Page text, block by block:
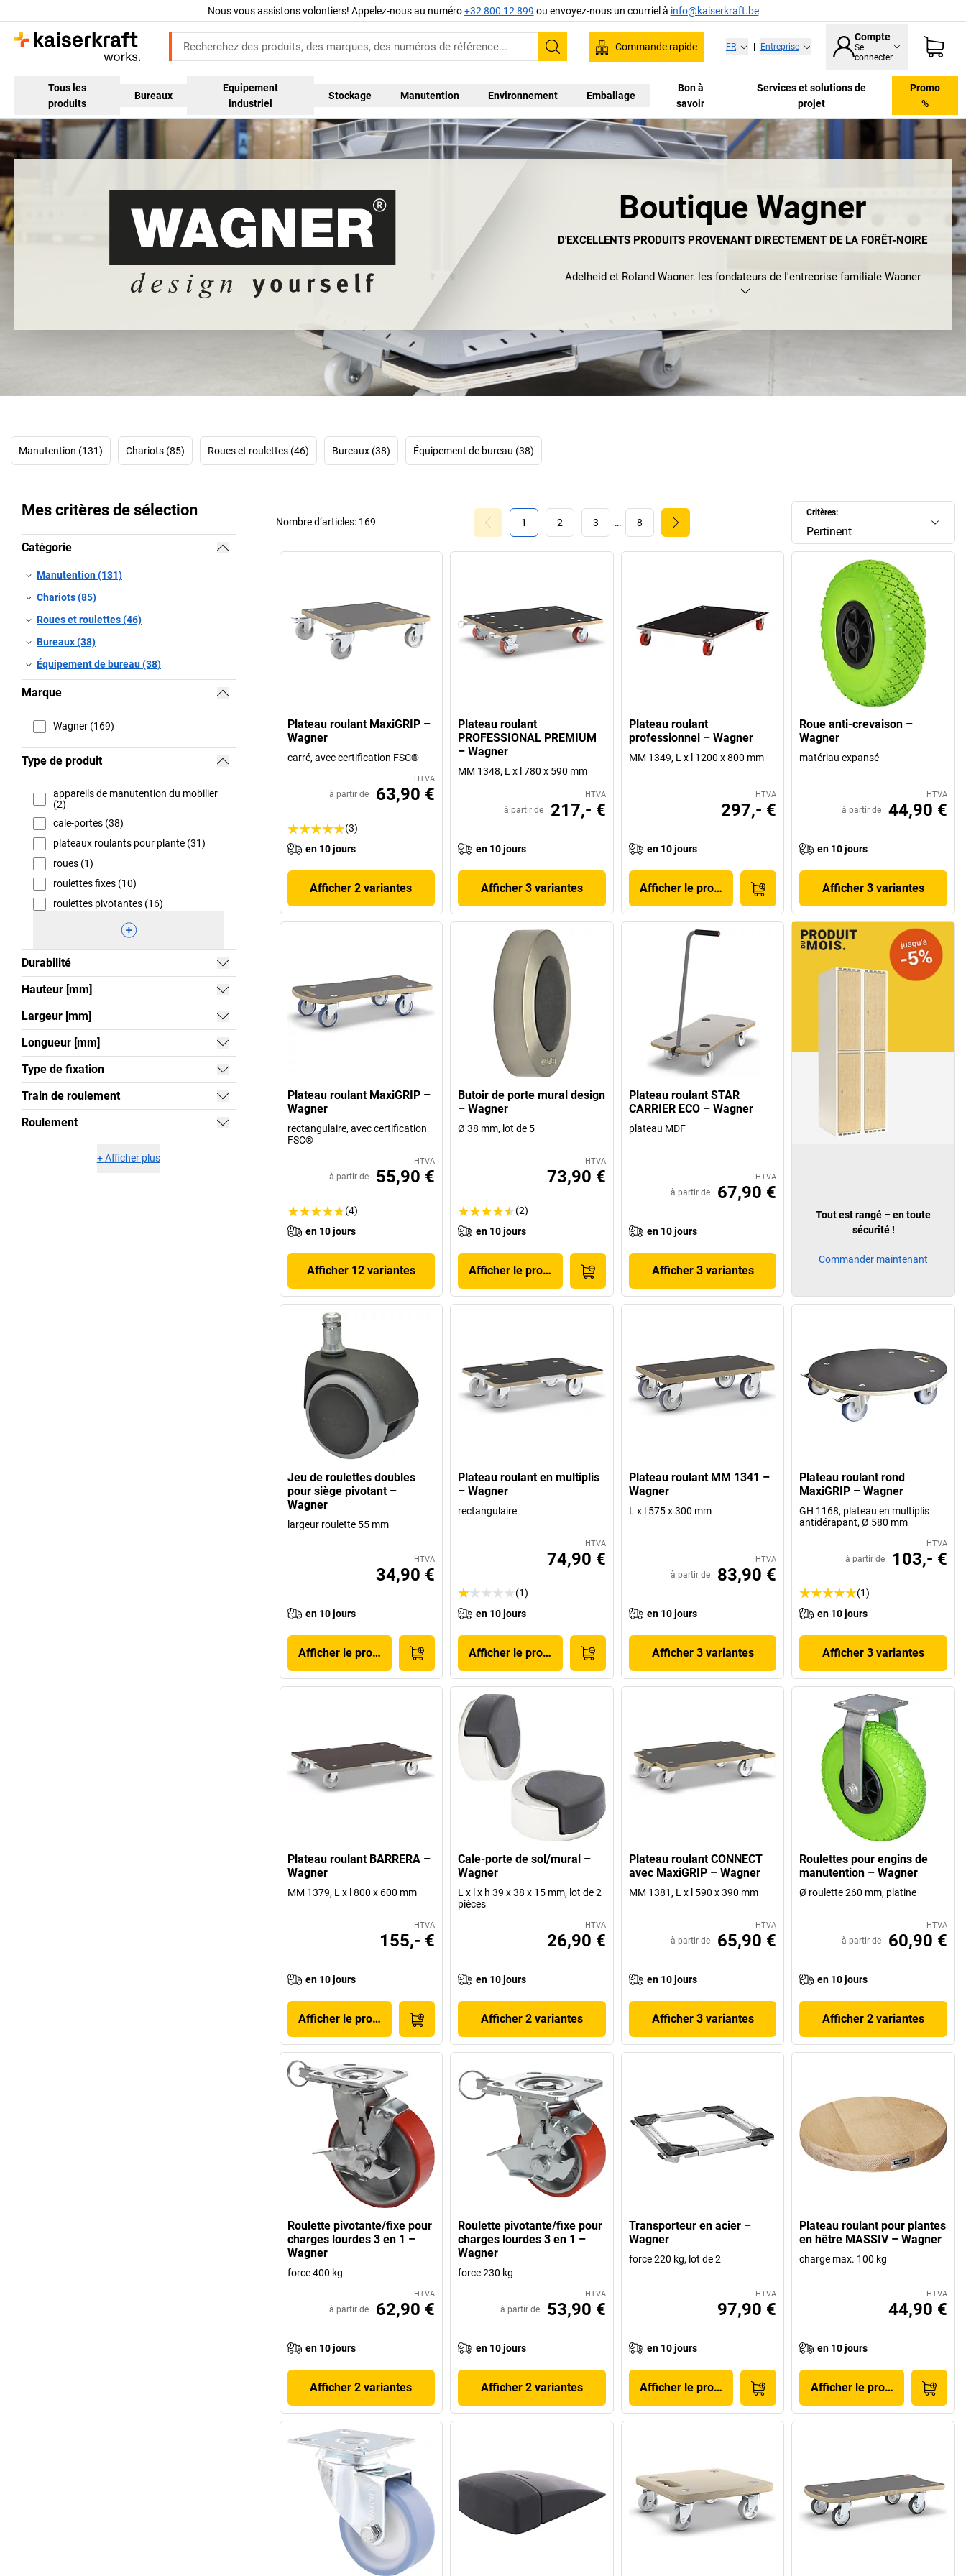
Nous vous assistons volontiers! Appelez-nous au numéro+32 800 12 899 ou envoyez-nous un courriel à info@kaiserkraft.be
Recherche
Commande rapide FR Entreprise
Compte
Se
connecter
Tous les
produits
Bureaux
Equipement
industriel
Stockage Manutention Environnement Emballage
Bon à
savoir
Services et solutions de
projet
Promo
%
Boutique Wagner
D'EXCELLENTS PRODUITS PROVENANT DIRECTEMENT DE LA FORÊT-NOIRE
Adelheid et Roland Wagner, les fondateurs de l'entreprise familiale Wagner
System GmbH, ont eu une idée lumineuse: concevoir des objets qui
nombreux produits WAGNER a été récompensé par des prix! Il n'est donc pas
surprenant que cette entreprise de la Forêt-Noire soit aujourd'hui le premier
fabricant européen de mobilier haut de gamme.
objets qui aident à les déplacer. Dans notre boutique, vous trouverez des
point fort: le système de fixation WAGNER grâce auquel vous disposez de
toutes les possibilités de combinaison et d'installation.
Manutention (131) Chariots (85) Roues et roulettes (46) Bureaux (38) Équipement de bureau (38)
Mes critères de sélection
Catégorie
Manutention (131)
Chariots (85)
Roues et roulettes (46)
Bureaux (38)
Équipement de bureau (38)
Marque
Wagner (169)
Type de produit
appareils de manutention du mobilier
(2)
cale-portes (38)
plateaux roulants pour plante (31)
roues (1)
roulettes fixes (10)
roulettes pivotantes (16)
Durabilité
Hauteur [mm]
Largeur [mm]
Longueur [mm]
Type de fixation
Train de roulement
Roulement
+Afficher plus
Critères:
Pertinent
1 2 3 … 8
Nombre d’articles: 169
Plateau roulant MaxiGRIP –
Wagner
carré, avec certification FSC®
HTVA
à partir de 63,90 €
(3)
en 10 jours
Afficher 2 variantes
Plateau roulant
PROFESSIONAL PREMIUM
– Wagner
MM 1348, L x l 780 x 590 mm
HTVA
à partir de 217,- €
en 10 jours
Afficher 3 variantes
Plateau roulant
professionnel – Wagner
MM 1349, L x l 1200 x 800 mm
HTVA
297,- €
en 10 jours
Afficher le produit
Roue anti-crevaison –
Wagner
matériau expansé
HTVA
à partir de 44,90 €
en 10 jours
Afficher 3 variantes
Plateau roulant MaxiGRIP –
Wagner
rectangulaire, avec certification
FSC®
HTVA
à partir de 55,90 €
(4)
en 10 jours
Afficher 12 variantes
Butoir de porte mural design
– Wagner
Ø 38 mm, lot de 5
HTVA
73,90 €
(2)
en 10 jours
Afficher le produit
Plateau roulant STAR
CARRIER ECO – Wagner
plateau MDF
HTVA
à partir de 67,90 €
en 10 jours
Afficher 3 variantes
Jeu de roulettes doubles
pour siège pivotant –
Wagner
largeur roulette 55 mm
HTVA
34,90 €
en 10 jours
Afficher le produit
Plateau roulant en multiplis
– Wagner
rectangulaire
HTVA
74,90 €
(1)
en 10 jours
Afficher le produit
Plateau roulant MM 1341 –
Wagner
L x l 575 x 300 mm
HTVA
à partir de 83,90 €
en 10 jours
Afficher 3 variantes
Plateau roulant rond
MaxiGRIP – Wagner
GH 1168, plateau en multiplis
antidérapant, Ø 580 mm
HTVA
à partir de 103,- €
(1)
en 10 jours
Afficher 3 variantes
Plateau roulant BARRERA –
Wagner
MM 1379, L x l 800 x 600 mm
HTVA
155,- €
en 10 jours
Afficher le produit
Cale-porte de sol/mural –
Wagner
L x l x h 39 x 38 x 15 mm, lot de 2
pièces
HTVA
26,90 €
en 10 jours
Afficher 2 variantes
Plateau roulant CONNECT
avec MaxiGRIP – Wagner
MM 1381, L x l 590 x 390 mm
HTVA
à partir de 65,90 €
en 10 jours
Afficher 3 variantes
Roulettes pour engins de
manutention – Wagner
Ø roulette 260 mm, platine
HTVA
à partir de 60,90 €
en 10 jours
Afficher 2 variantes
Roulette pivotante/fixe pour
charges lourdes 3 en 1 –
Wagner
force 400 kg
HTVA
à partir de 62,90 €
en 10 jours
Afficher 2 variantes
Roulette pivotante/fixe pour
charges lourdes 3 en 1 –
Wagner
force 230 kg
HTVA
à partir de 53,90 €
en 10 jours
Afficher 2 variantes
Transporteur en acier –
Wagner
force 220 kg, lot de 2
HTVA
97,90 €
en 10 jours
Afficher le produit
Plateau roulant pour plantes
en hêtre MASSIV – Wagner
charge max. 100 kg
HTVA
44,90 €
en 10 jours
Afficher le produit
Tout est rangé – en toute
sécurité !
Commander maintenant